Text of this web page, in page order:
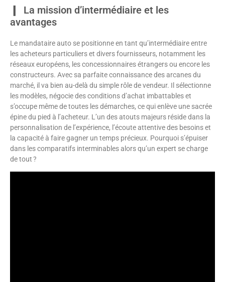
La mission d’intermédiaire et les
avantages
Le mandataire auto se positionne en tant qu’intermédiaire entre
les acheteurs particuliers et divers fournisseurs, notamment les
réseaux européens, les concessionnaires étrangers ou encore les
constructeurs. Avec sa parfaite connaissance des arcanes du
marché, il va bien au-delà du simple rôle de vendeur. Il sélectionne
les modèles, négocie des conditions d’achat imbattables et
s’occupe même de toutes les démarches, ce qui enlève une sacrée
épine du pied à l’acheteur. L’un des atouts majeurs réside dans la
personnalisation de l’expérience, l’écoute attentive des besoins et
la capacité à faire gagner un temps précieux. Pourquoi s’épuiser
dans les comparatifs interminables alors qu’un expert se charge
de tout ?